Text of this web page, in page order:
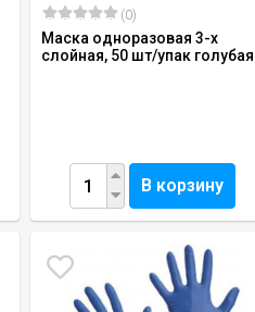
(0)
Маска одноразовая 3-х
слойная, 50 шт/упак голубая
В корзину